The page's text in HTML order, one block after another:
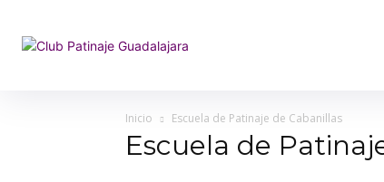
Inicio Escuela de Patinaje de Cabanillas
Escuela de